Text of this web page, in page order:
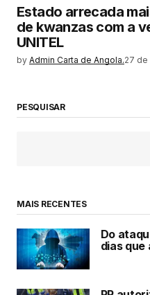
Estado arrecada
de kwanzas com a
UNITEL
by Admin Carta de Angola.27 de
PESQUISAR
MAIS RECENTES
Do
dias que